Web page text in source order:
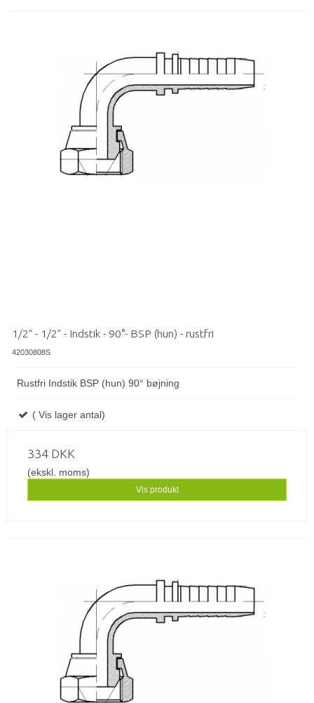
1/2" - 1/2" - Indstik - 90°- BSP (hun) - rustfri
42030808S
Rustfri Indstik BSP (hun) 90° bøjning
( Vis lager antal)
334 DKK
(ekskl. moms)
Vis produkt